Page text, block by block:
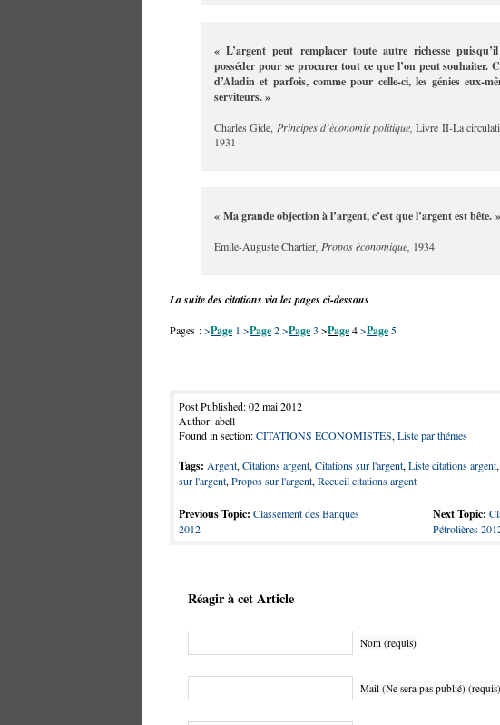
« L’argent peut remplacer toute autre richesse
posséder pour se procurer tout ce que l’on peut souhaiter.
d’Aladin et parfois, comme pour celle-ci, les génies eux-
serviteurs. »
Charles Gide, Principes d’économie politique, Livre II-La
1931
« Ma grande objection à l’argent, c’est que l’argent est bête. »
Emile-Auguste Chartier , Propos économique, 1934
La suite des citations via les pages ci-dessous
Pages :>Page 1 >Page2>Page3 >Page4>Page 5
Post Published: 02 mai 2012
Author: abell
Found in section:CITATIONS ECONOMISTES, Liste par thémes
Tags: Argent, Citations argent, Citations sur l'argent, Liste citations argent,
sur l'argent, Propos sur l'argent, Recueil citations argent
Previous Topic: Classement des Banques
2012
Next Topic:
Pétrolières
Réagir à cet Article
Nom (requis)
Mail (Ne sera pas publié) (requis)